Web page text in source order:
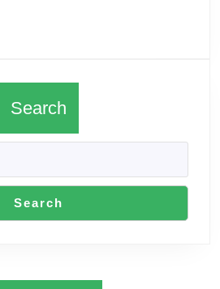
Search
Search